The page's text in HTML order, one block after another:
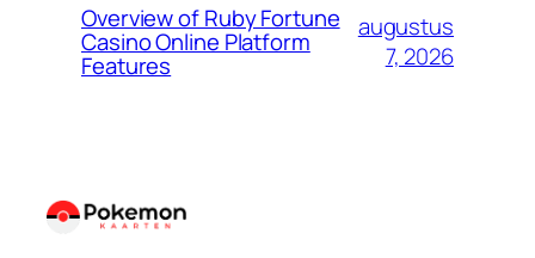
Overview of Ruby Fortune
Casino Online Platform
Features
augustus
7, 2026